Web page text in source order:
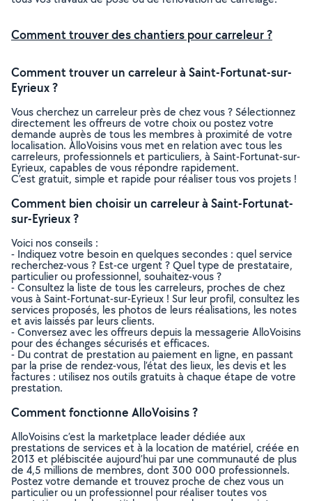
Comment trouver des chantiers pour carreleur ?
Comment trouver un carreleur à Saint-Fortunat-sur-
Eyrieux ?
Vous cherchez un carreleur près de chez vous ? Sélectionnez
directement les offreurs de votre choix ou postez votre
demande auprès de tous les membres à proximité de votre
localisation. AlloVoisins vous met en relation avec tous les
carreleurs, professionnels et particuliers, à Saint-Fortunat-sur-
Eyrieux, capables de vous répondre rapidement.
C’est gratuit, simple et rapide pour réaliser tous vos projets !
Comment bien choisir un carreleur à Saint-Fortunat-
sur-Eyrieux ?
Voici nos conseils :
- Indiquez votre besoin en quelques secondes : quel service
recherchez-vous ? Est-ce urgent ? Quel type de prestataire,
particulier ou professionnel, souhaitez-vous ?
- Consultez la liste de tous les carreleurs, proches de chez
vous à Saint-Fortunat-sur-Eyrieux ! Sur leur profil, consultez les
services proposés, les photos de leurs réalisations, les notes
et avis laissés par leurs clients.
- Conversez avec les offreurs depuis la messagerie AlloVoisins
pour des échanges sécurisés et efficaces.
- Du contrat de prestation au paiement en ligne, en passant
par la prise de rendez-vous, l’état des lieux, les devis et les
factures : utilisez nos outils gratuits à chaque étape de votre
prestation.
Comment fonctionne AlloVoisins ?
AlloVoisins c’est la marketplace leader dédiée aux
prestations de services et à la location de matériel, créée en
2013 et plébiscitée aujourd’hui par une communauté de plus
de 4,5 millions de membres, dont 300 000 professionnels.
Postez votre demande et trouvez proche de chez vous un
particulier ou un professionnel pour réaliser toutes vos